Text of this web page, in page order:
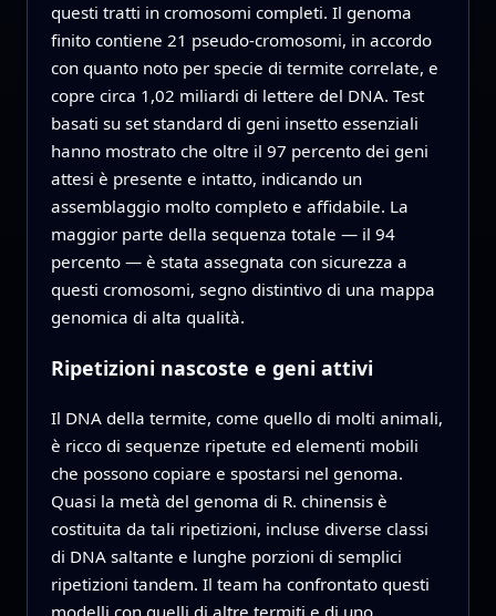
questi tratti in cromosomi completi. Il genoma
finito contiene 21 pseudo-cromosomi, in accordo
con quanto noto per specie di termite correlate, e
copre circa 1,02 miliardi di lettere del DNA. Test
basati su set standard di geni insetto essenziali
hanno mostrato che oltre il 97 percento dei geni
attesi è presente e intatto, indicando un
assemblaggio molto completo e affidabile. La
maggior parte della sequenza totale — il 94
percento — è stata assegnata con sicurezza a
questi cromosomi, segno distintivo di una mappa
genomica di alta qualità.
Ripetizioni nascoste e geni attivi
Il DNA della termite, come quello di molti animali,
è ricco di sequenze ripetute ed elementi mobili
che possono copiare e spostarsi nel genoma.
Quasi la metà del genoma di R. chinensis è
costituita da tali ripetizioni, incluse diverse classi
di DNA saltante e lunghe porzioni di semplici
ripetizioni tandem. Il team ha confrontato questi
modelli con quelli di altre termiti e di uno